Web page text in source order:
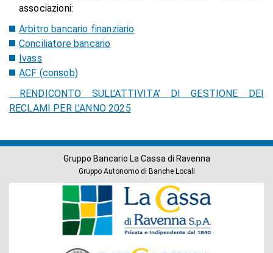
associazioni:
Arbitro bancario finanziario
Conciliatore bancario
Ivass
ACF (consob)
RENDICONTO SULL’ATTIVITA’ DI GESTIONE DEI
RECLAMI PER L’ANNO 2025
Gruppo Bancario La Cassa di Ravenna
Gruppo Autonomo di Banche Locali
Banche
Gruppo